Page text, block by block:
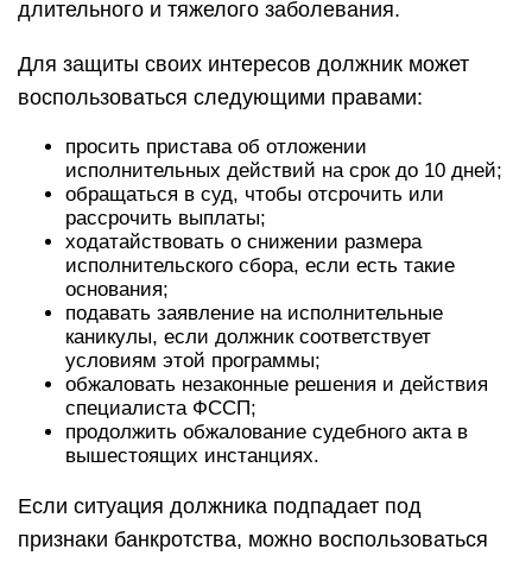
обжаловать незаконные решения и действия
продолжить обжалование судебного акта в
вышестоящих инстанциях.
признаки банкротства, можно воспользоваться
правом на списание долгов. Отметим, что в
банкротстве тоже можно получить рассрочку
долгов. Это допускается при введении
процедуры реструктуризации, оформлении
мирового соглашения с кредиторами. Но такие
варианты не предусматривают списание
задолженностей, так как гражданин принимает
на себя обязательства по добровольным
выплатам кредиторам.
Какие преимущества в оплате долгов даст мне
банкротство? Закажите звонок юриста